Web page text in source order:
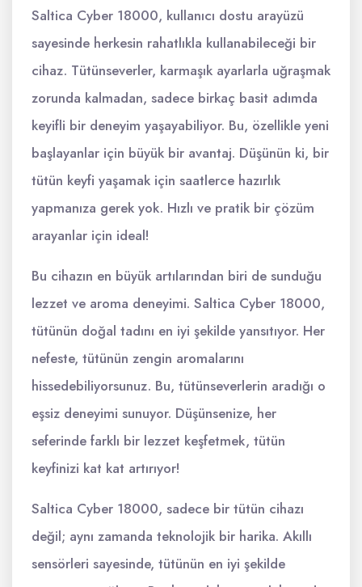
Saltica Cyber 18000, kullanıcı dostu arayüzü
sayesinde herkesin rahatlıkla kullanabileceği bir
cihaz. Tütünseverler, karmaşık ayarlarla uğraşmak
zorunda kalmadan, sadece birkaç basit adımda
keyifli bir deneyim yaşayabiliyor. Bu, özellikle yeni
başlayanlar için büyük bir avantaj. Düşünün ki, bir
tütün keyfi yaşamak için saatlerce hazırlık
yapmanıza gerek yok. Hızlı ve pratik bir çözüm
arayanlar için ideal!
Bu cihazın en büyük artılarından biri de sunduğu
lezzet ve aroma deneyimi. Saltica Cyber 18000,
tütünün doğal tadını en iyi şekilde yansıtıyor. Her
nefeste, tütünün zengin aromalarını
hissedebiliyorsunuz. Bu, tütünseverlerin aradığı o
eşsiz deneyimi sunuyor. Düşünsenize, her
seferinde farklı bir lezzet keşfetmek, tütün
keyfinizi kat kat artırıyor!
Saltica Cyber 18000, sadece bir tütün cihazı
değil; aynı zamanda teknolojik bir harika. Akıllı
sensörleri sayesinde, tütünün en iyi şekilde